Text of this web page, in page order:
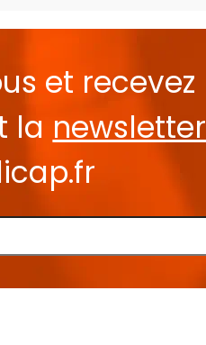
et recevez
la newsletter